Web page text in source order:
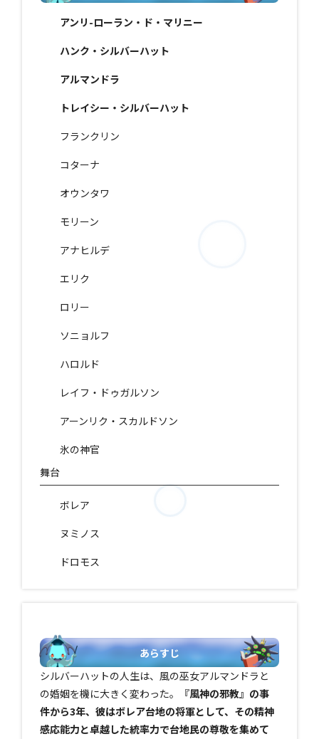
アンリ-ローラン・ド・マリニー
ハンク・シルバーハット
アルマンドラ
トレイシー・シルバーハット
フランクリン
コターナ
オウンタワ
モリーン
アナヒルデ
エリク
ロリー
ソニョルフ
ハロルド
レイフ・ドゥガルソン
アーンリク・スカルドソン
氷の神官
舞台
ボレア
ヌミノス
ドロモス
あらすじ
シルバーハットの人生は、風の巫女アルマンドラと
の婚姻を機に大きく変わった。
『風神の邪教』の事
件から3年、彼はボレア台地の将軍として、その精神
感応能力と卓越した統率力で台地民の尊敬を集めて